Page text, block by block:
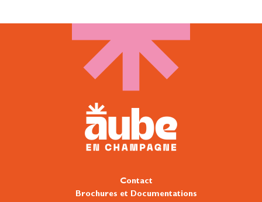
Contact
Brochures et Documentations